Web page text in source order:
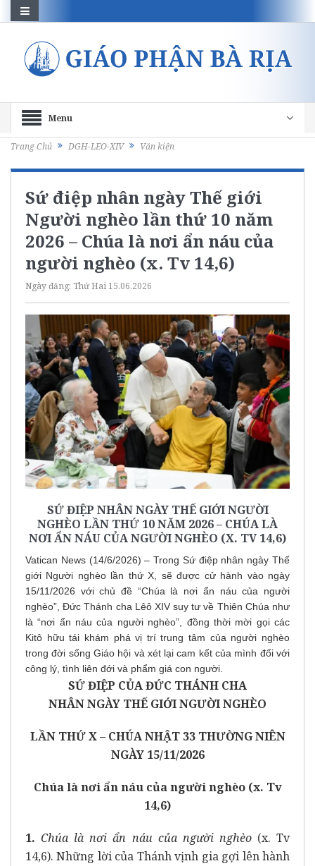
Menu
Trang Chủ DGH-LEO-XIV Văn kiện
Sứ điệp nhân ngày Thế giới
Người nghèo lần thứ 10 năm
2026 – Chúa là nơi ẩn náu của
người nghèo (x. Tv 14,6)
Ngày đăng: Thứ Hai 15.06.2026
SỨ ĐIỆP NHÂN NGÀY THẾ GIỚI NGƯỜI
NGHÈO LẦN THỨ 10 NĂM 2026 – CHÚA LÀ
NƠI ẨN NÁU CỦA NGƯỜI NGHÈO (X. TV 14,6)
Vatican News (14/6/2026) – Trong Sứ điệp nhân ngày Thế
giới Người nghèo lần thứ X, sẽ được cử hành vào ngày
15/11/2026 với chủ đề “Chúa là nơi ẩn náu của người
nghèo”, Đức Thánh cha Lêô XIV suy tư về Thiên Chúa như
là “nơi ẩn náu của người nghèo”, đồng thời mời gọi các
Kitô hữu tái khám phá vị trí trung tâm của người nghèo
trong đời sống Giáo hội và xét lại cam kết của mình đối với
công lý, tình liên đới và phẩm giá con người.
SỨ ĐIỆP CỦA ĐỨC THÁNH CHA
NHÂN NGÀY THẾ GIỚI NGƯỜI NGHÈO
LẦN THỨ X – CHÚA NHẬT 33 THƯỜNG NIÊN
NGÀY 15/11/2026
Chúa là nơi ẩn náu của người nghèo (x. Tv
14,6)
1. Chúa là nơi ẩn náu của người nghèo(x. Tv
14,6). Những lời của Thánh vịnh gia gợi lên hành